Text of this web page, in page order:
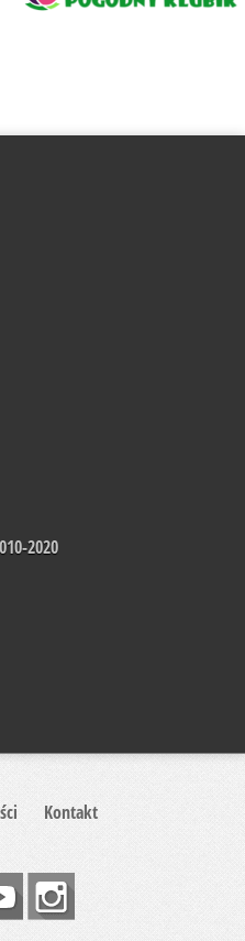
2020
Kontakt